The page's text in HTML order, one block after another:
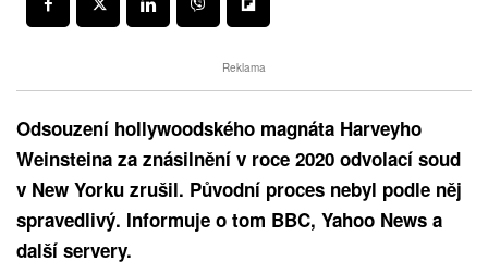
Reklama
Odsouzení hollywoodského magnáta Harveyho
Weinsteina za znásilnění v roce 2020 odvolací soud
v New Yorku zrušil. Původní proces nebyl podle něj
spravedlivý. Informuje o tom BBC, Yahoo News a
další servery.